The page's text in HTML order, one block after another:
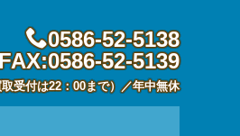
0586-52-5138
52-5139
受付は22：00まで）／年中無休